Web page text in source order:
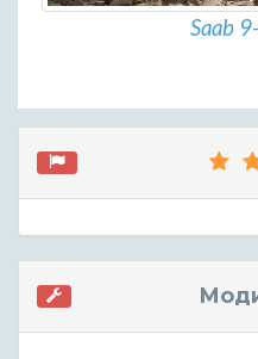
Saab